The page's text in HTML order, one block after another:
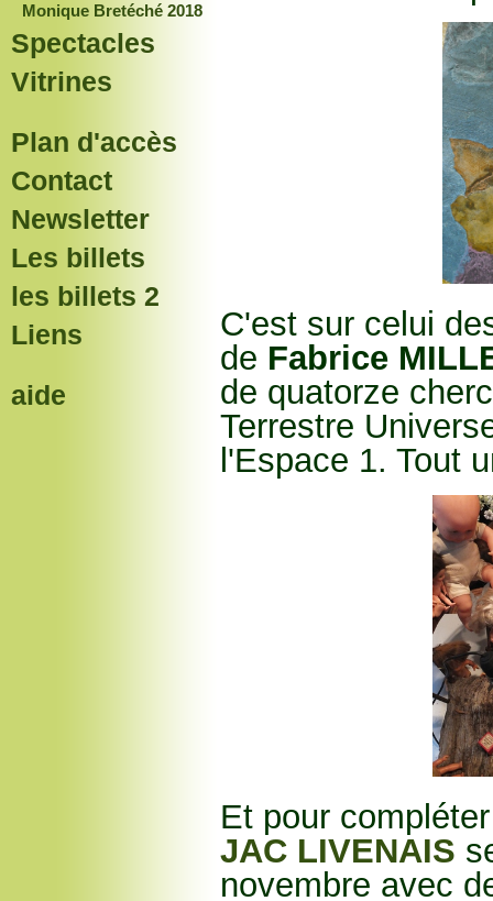
Monique Bretéché 2018
Spectacles
Vitrines
Plan d'accès
Contact
Newsletter
Les billets
les billets 2
Liens
aide
C'est sur celui
de Fabrice
de quatorze
Terrestre
l'Espace 1. Tout
Et pour
JAC LIVENAIS
novembre avec